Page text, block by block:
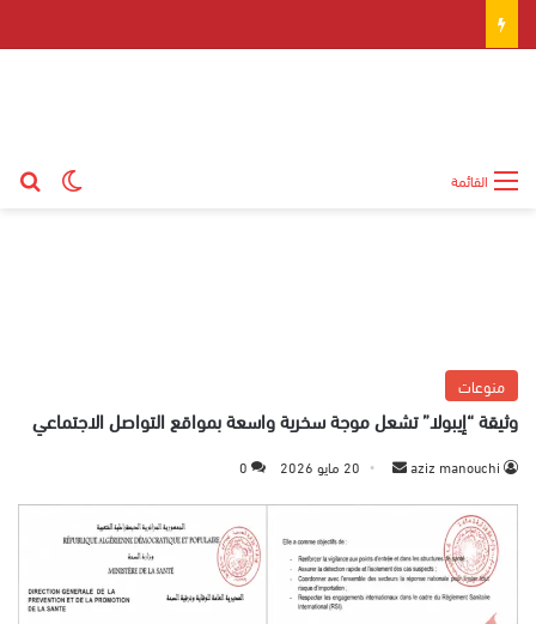
القائمة
منوعات
وثيقة “إيبولا” تشعل موجة سخرية واسعة بمواقع التواصل الاجتماعي
aziz manouchi
ل
ب
20 مايو 2026 0